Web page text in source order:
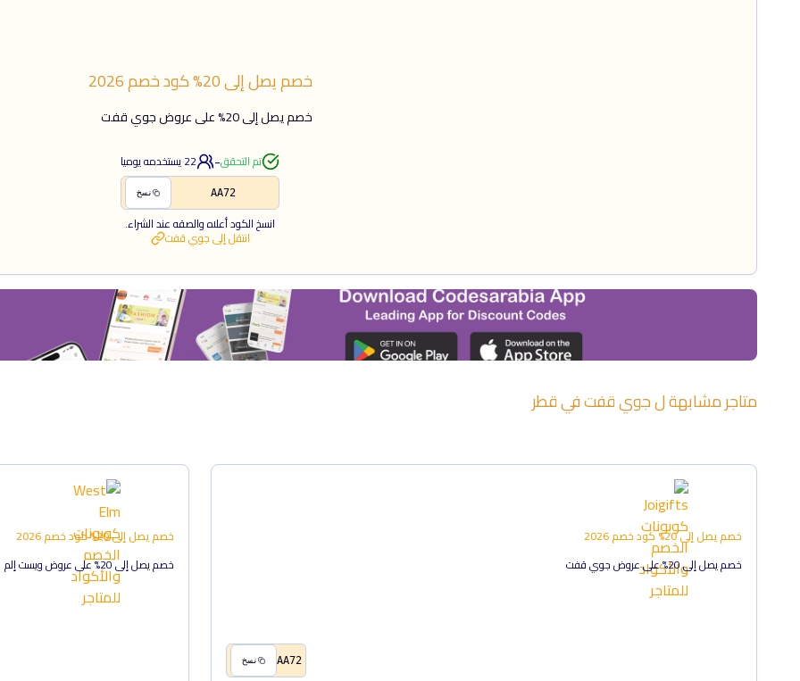
خصم يصل إلى 20% كود خصم2026
خصم يصل إلى 20% على عروض جوي قفت
تم التحقق-
22يستخدمه يوميا
AA72 نسخ
انسخ الكود أعلاه والصقه عند الشراء.
انتقل إلىجوي قفت
متاجر مشابهة لجوي قفتفيقطر
خصم يصل إلى 20% كود خصم2026
خصم يصل إلى 20% على عروض جوي قفت
AA72 نسخ
خصم يصل إلى 20% كود خصم2026
خصم يصل إلى 20% على عروض ويست إلم